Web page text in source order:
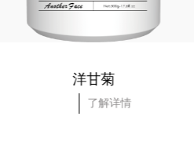
洋甘菊
了解详情